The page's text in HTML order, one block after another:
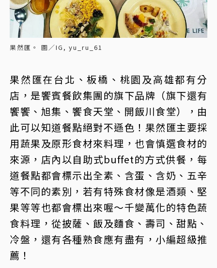
果然匯。 圖／IG, yu_ru_61
果然匯在台北、板橋、桃園及高雄都有分
店，是饗賓餐飲集團的旗下品牌（旗下還有
饗饗、旭集、饗食天堂、開飯川食堂），由
此可以知道餐點絕對不遜色！果然匯主要採
用蔬果及原形食材來料理，也會慎選食材的
來源，店內以自助式buffet的方式供餐，每
道餐點都會標示出全素、含蛋、含奶、五辛
等不同的素別，若有特殊食材像是酒類、堅
果等等也都會標出來喔～千變萬化的特色蔬
食料理，從披薩、飯及麵食、壽司、甜點、
冷盤，還有各種熟食應有盡有，小編超級推
薦！